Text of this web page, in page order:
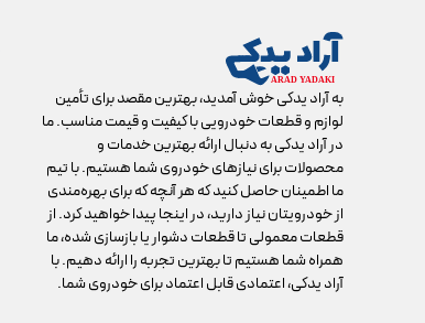
به آراد یدکی خوش آمدید، بهترین مقصد برای تأمین
لوازم و قطعات خودرویی با کیفیت و قیمت مناسب. ما
در آراد یدکی به دنبال ارائه بهترین خدمات و
محصولات برای نیازهای خودروی شما هستیم. با تیم
ما اطمینان حاصل کنید که هر آنچه که برای بهره‌مندی
از خودرویتان نیاز دارید، در اینجا پیدا خواهید کرد. از
قطعات معمولی تا قطعات دشوار یا بازسازی شده، ما
همراه شما هستیم تا بهترین تجربه را ارائه دهیم. با
آراد یدکی، اعتمادی قابل اعتماد برای خودروی شما.